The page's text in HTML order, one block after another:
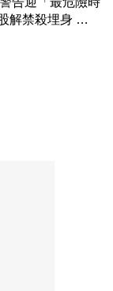
解禁殺埋身 拆